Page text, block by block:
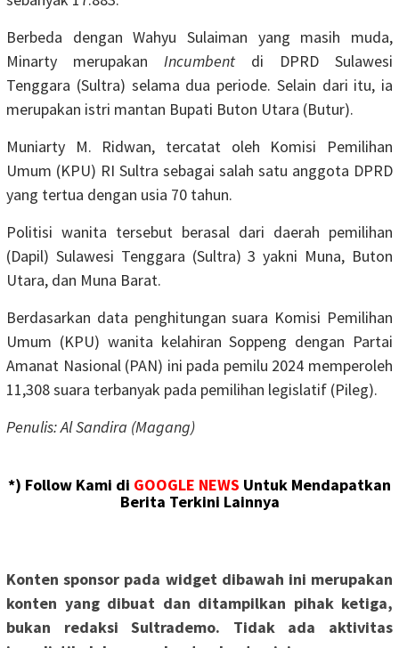
Berbeda dengan Wahyu Sulaiman yang masih muda,
Minarty merupakan Incumbent di DPRD Sulawesi
Tenggara (Sultra) selama dua periode. Selain dari itu, ia
merupakan istri mantan Bupati Buton Utara (Butur).
Muniarty M. Ridwan, tercatat oleh Komisi Pemilihan
Umum (KPU) RI Sultra sebagai salah satu anggota DPRD
yang tertua dengan usia 70 tahun.
Politisi wanita tersebut berasal dari daerah pemilihan
(Dapil) Sulawesi Tenggara (Sultra) 3 yakni Muna, Buton
Utara, dan Muna Barat.
Berdasarkan data penghitungan suara Komisi Pemilihan
Umum (KPU) wanita kelahiran Soppeng dengan Partai
Amanat Nasional (PAN) ini pada pemilu 2024 memperoleh
11,308 suara terbanyak pada pemilihan legislatif (Pileg).
Penulis: Al Sandira (Magang)
*) Follow Kami di GOOGLE NEWS Untuk Mendapatkan
Berita Terkini Lainnya
Konten sponsor pada widget dibawah ini merupakan
konten yang dibuat dan ditampilkan pihak ketiga,
bukan redaksi Sultrademo. Tidak ada aktivitas